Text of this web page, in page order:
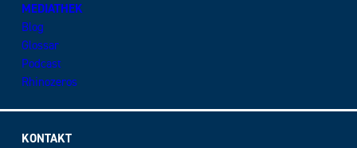
MEDIATHEK
Blog
Glossar
Podcast
Rhinozeros
KONTAKT